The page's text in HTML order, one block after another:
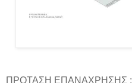
ΠΡΟΤΑΣΗ ΕΠΑΝΑΧΡΗΣΗΣ :